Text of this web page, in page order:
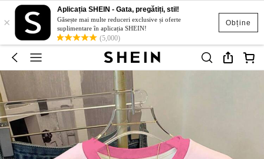
Obține
×
Aplicația SHEIN - Gata, pregătiți, stil!
Găsește mai multe reduceri exclusive și oferte
suplimentare în aplicația SHEIN!
(5,000)